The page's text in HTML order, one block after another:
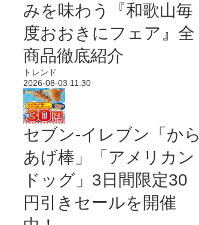
みを味わう『和歌山毎
度おおきにフェア』全
商品徹底紹介
トレンド
2026-08-03 11:30
セブン‐イレブン「から
あげ棒」「アメリカン
ドッグ」3日間限定30
円引きセールを開催